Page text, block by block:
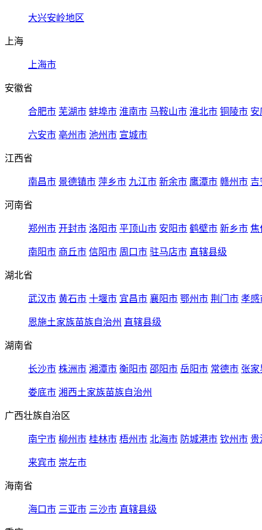
大兴安岭地区
上海
上海市
安徽省
合肥市 芜湖市 蚌埠市 淮南市 马鞍山市 淮北市 铜陵市 安
六安市 亳州市 池州市 宣城市
江西省
南昌市 景德镇市 萍乡市 九江市 新余市 鹰潭市 赣州市 吉
河南省
郑州市 开封市 洛阳市 平顶山市 安阳市 鹤壁市 新乡市 焦
南阳市 商丘市 信阳市 周口市 驻马店市 直辖县级
湖北省
武汉市 黄石市 十堰市 宜昌市 襄阳市 鄂州市 荆门市 孝感
恩施土家族苗族自治州 直辖县级
湖南省
长沙市 株洲市 湘潭市 衡阳市 邵阳市 岳阳市 常德市 张家
娄底市 湘西土家族苗族自治州
广西壮族自治区
南宁市 柳州市 桂林市 梧州市 北海市 防城港市 钦州市 贵
来宾市 崇左市
海南省
海口市 三亚市 三沙市 直辖县级